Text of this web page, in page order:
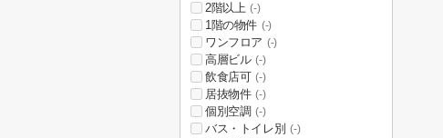
2階以上 (-)
1階の物件 (-)
ワンフロア (-)
高層ビル (-)
飲食店可 (-)
居抜物件 (-)
個別空調 (-)
バス・トイレ別 (-)